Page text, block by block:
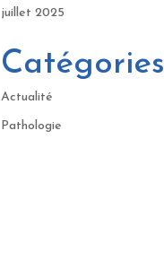
juillet 2025
Catégories
Actualité
Pathologie